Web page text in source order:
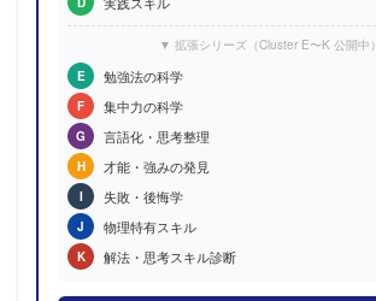
▼ 拡張シリーズ（Cluster E〜K 公開中）
E
勉強法の科学
F 集中力の科学
G 言語化・思考整理
H 才能・強みの発見
I 失敗・後悔学
J 物理特有スキル
K 解法・思考スキル診断